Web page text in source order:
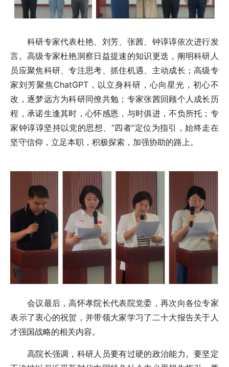
科研专家代表杜艳、刘芳、张茜、钟谆谆依次进行发
言。高级专家杜艳洞察日益提速的知识更迭，阐明科研人
员应聚焦科研、专注思考、抓住机遇、主动成长；高级专
家刘芳聚焦ChatGPT，以立身科研，心向星光，初心不
改，逐梦远方为科研同僚共勉；专家张茜回顾个人成长历
程，承诺生逢其时，心怀感恩，与时俱进，不负所托；专
家钟谆谆坚持以党的思想、“四者”定位为指引，始终走在
坚守信仰，立足本职，积极探索，加强协助的路上。
会议最后，高怀孝院长代表院党委，再次向各位专家
表示了衷心的祝贺，并带领大家学习了二十大报告关于人
才强国战略的相关内容。
高院长强调，科研人员要有过硬的政治能力。要坚定